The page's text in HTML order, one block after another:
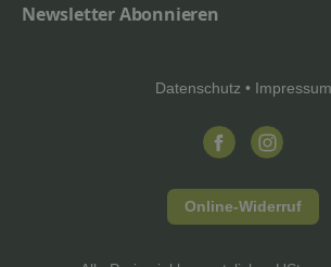
Newsletter Abonnieren
Datenschutz • Impressum
Online-Widerruf